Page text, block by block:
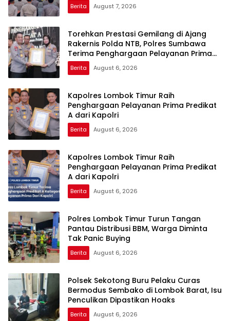
Berita August 7, 2026
Torehkan Prestasi Gemilang di Ajang
Rakernis Polda NTB, Polres Sumbawa
Terima Penghargaan Pelayanan Prima
Kapolri
Berita August 6, 2026
Kapolres Lombok Timur Raih
Penghargaan Pelayanan Prima Predikat
A dari Kapolri
Berita August 6, 2026
Kapolres Lombok Timur Raih
Penghargaan Pelayanan Prima Predikat
A dari Kapolri
Berita August 6, 2026
Polres Lombok Timur Turun Tangan
Pantau Distribusi BBM, Warga Diminta
Tak Panic Buying
Berita August 6, 2026
Polsek Sekotong Buru Pelaku Curas
Bermodus Sembako di Lombok Barat, Isu
Penculikan Dipastikan Hoaks
Berita August 6, 2026